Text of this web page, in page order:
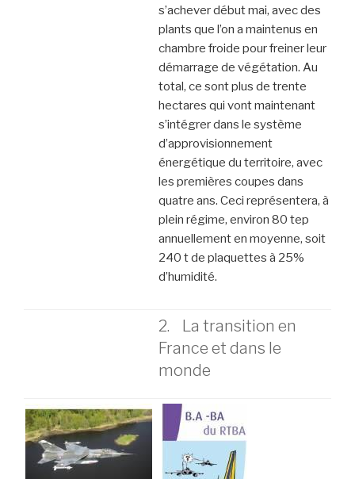
s’achever début mai, avec des
plants que l’on a maintenus en
chambre froide pour freiner leur
démarrage de végétation. Au
total, ce sont plus de trente
hectares qui vont maintenant
s’intégrer dans le système
d’approvisionnement
énergétique du territoire, avec
les premières coupes dans
quatre ans. Ceci représentera, à
plein régime, environ 80 tep
annuellement en moyenne, soit
240 t de plaquettes à 25%
d’humidité.
2. La transition en
France et dans le
monde